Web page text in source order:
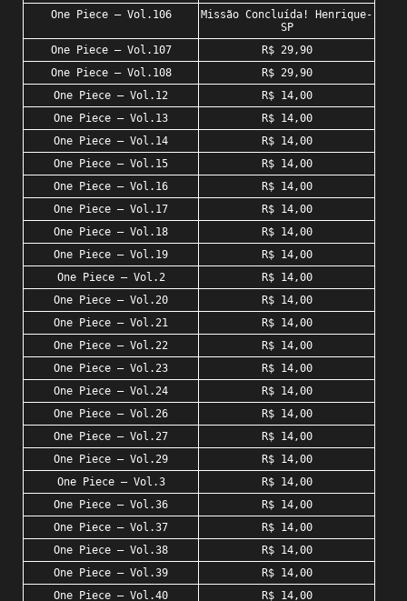
One Piece – Vol.106
Missão Concluída! Henrique-
SP
One Piece – Vol.107
R$ 29,90
One Piece – Vol.108
R$ 29,90
One Piece – Vol.12
R$ 14,00
One Piece – Vol.13
R$ 14,00
One Piece – Vol.14
R$ 14,00
One Piece – Vol.15
R$ 14,00
One Piece – Vol.16
R$ 14,00
One Piece – Vol.17
R$ 14,00
One Piece – Vol.18
R$ 14,00
One Piece – Vol.19
R$ 14,00
One Piece – Vol.2
R$ 14,00
One Piece – Vol.20
R$ 14,00
One Piece – Vol.21
R$ 14,00
One Piece – Vol.22
R$ 14,00
One Piece – Vol.23
R$ 14,00
One Piece – Vol.24
R$ 14,00
One Piece – Vol.26
R$ 14,00
One Piece – Vol.27
R$ 14,00
One Piece – Vol.29
R$ 14,00
One Piece – Vol.3
R$ 14,00
One Piece – Vol.36
R$ 14,00
One Piece – Vol.37
R$ 14,00
One Piece – Vol.38
R$ 14,00
One Piece – Vol.39
R$ 14,00
One Piece – Vol.40
R$ 14,00